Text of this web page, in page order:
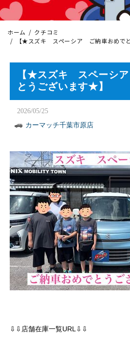
ホーム
クチコミ
【★スズキ スペーシア ご納車おめで
【★スズキ スペーシ
とうございます★】
2026/05/25
カーマッチ千葉市原店
⇩⇩ 店舗在庫一覧URL